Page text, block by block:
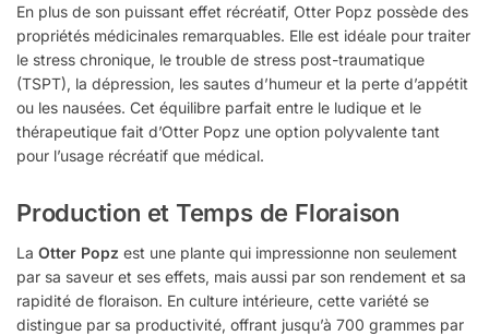
En plus de son puissant effet récréatif, Otter Popz possède des
propriétés médicinales remarquables. Elle est idéale pour traiter
le stress chronique, le trouble de stress post-traumatique
(TSPT), la dépression, les sautes d’humeur et la perte d’appétit
ou les nausées. Cet équilibre parfait entre le ludique et le
thérapeutique fait d’Otter Popz une option polyvalente tant
pour l’usage récréatif que médical.
Production et Temps de Floraison
La Otter Popz est une plante qui impressionne non seulement
par sa saveur et ses effets, mais aussi par son rendement et sa
rapidité de floraison. En culture intérieure, cette variété se
distingue par sa productivité, offrant jusqu’à 700 grammes par